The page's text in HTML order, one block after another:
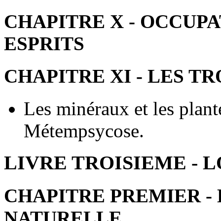
CHAPITRE X -
ESPRITS
CHAPITRE XI - LES
Les minéraux et les
Métempsycose.
LIVRE TROISIEME -
CHAPITRE PREMIER